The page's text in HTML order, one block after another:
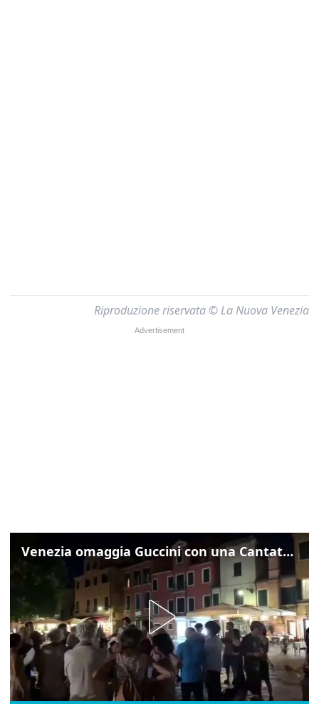
Riproduzione riservata © La Nuova Venezia
Venezia omaggia Guccini con una Cantata Anarchica in campo Santa Margherita